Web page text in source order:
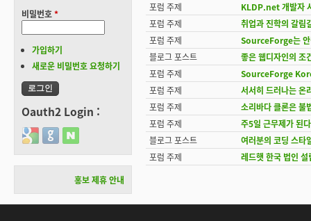
포럼 주제
KLDP.net 개발자
포럼 주제
취업과 진학의 갈림
포럼 주제
SourceForge는 안
블로그 포스트
좋은 웹디자인의 조
포럼 주제
SourceForge
포럼 주제
서서히 드러나는 온
포럼 주제
소리바다 클론은 불
포럼 주제
주5일 근무제가 된
블로그 포스트
여러분의 코딩 스타
포럼 주제
레드햇 한국 법인 설
비밀번호*
가입하기
새로운 비밀번호 요청하기
Oauth2 Login :
Login with Google
Login with GitHub
Login with Naver
홍보 제휴 안내